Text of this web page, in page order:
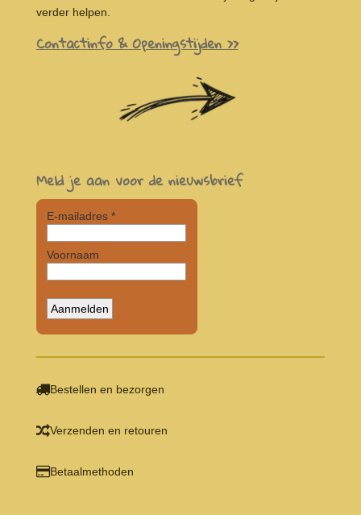
verder helpen.
Contactinfo & Openingstijden >>
Meld je aan voor de nieuwsbrief
Bestellen en bezorgen
Verzenden en retouren
Betaalmethoden